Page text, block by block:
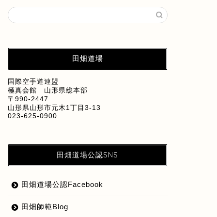
田畑道場
国際空手道連盟
極真会館 山形県総本部
〒990-2447
山形県山形市元木1丁目3-13
023-625-0900
田畑道場公認SNS
田畑道場公認Facebook
田畑師範Blog